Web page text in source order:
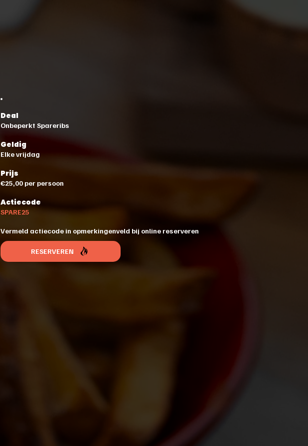
Deal
Onbeperkt Spareribs
Geldig
Elke vrijdag
Prijs
€25,00 per persoon
Actiecode
SPARE25
Vermeld actiecode in opmerkingenveld bij online reserveren
RESERVEREN